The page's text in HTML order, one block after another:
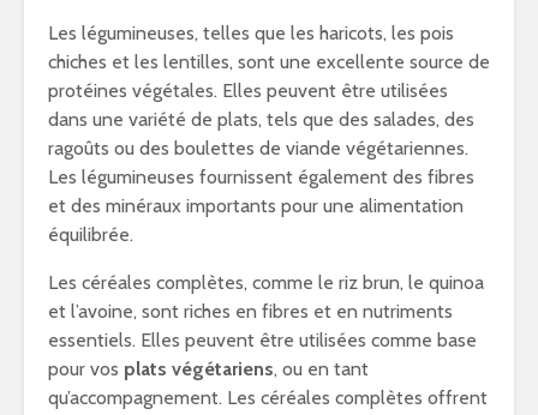
Les légumineuses, telles que les haricots, les pois
chiches et les lentilles, sont une excellente source de
protéines végétales. Elles peuvent être utilisées
dans une variété de plats, tels que des salades, des
ragoûts ou des boulettes de viande végétariennes.
Les légumineuses fournissent également des fibres
et des minéraux importants pour une alimentation
équilibrée.
Les céréales complètes, comme le riz brun, le quinoa
et l’avoine, sont riches en fibres et en nutriments
essentiels. Elles peuvent être utilisées comme base
pour vos plats végétariens, ou en tant
qu’accompagnement. Les céréales complètes offrent